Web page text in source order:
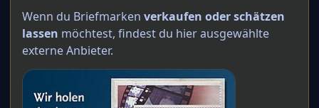
Wenn du Briefmarken verkaufen oder schätzen
lassen möchtest, findest du hier ausgewählte
externe Anbieter.